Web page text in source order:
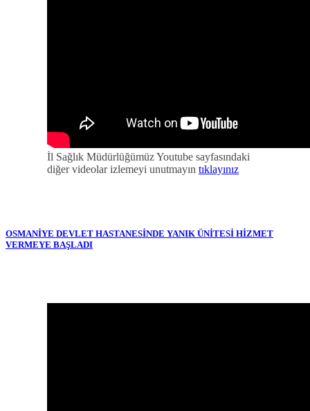
İl Sağlık Müdürlüğümüz Youtube sayfasındaki
diğer videolar izlemeyi unutmayın tıklayınız
OSMANİYE DEVLET HASTANESİNDE YANIK ÜNİTESİ HİZMET
VERMEYE BAŞLADI